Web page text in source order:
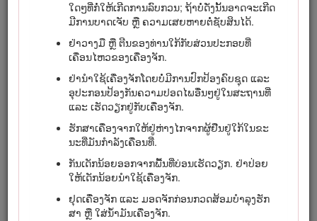
ໃດໆທີ່ກໍ່ໃຫ້ເກີດການລົບກວນ; ຖ້າບໍ່ດັ່ງນັ້ນອາດ​ຈະ​ເກີດ​
ມີ​ການ​ບາດ​ເຈັບ ຫຼື ຄວາມເສຍຫາຍຕໍ່ຊັບສິນໄດ້.
ຢ່າວາງມື ຫຼື ຕີນຂອງທ່ານໃກ້ກັບສ່ວນປະກອບທີ່
ເຄື່ອນໄຫວຂອງເຄື່ອງຈັກ.
ຢ່ານຳ​ໃຊ້ເຄື່ອງຈັກໂດຍບໍ່ມີການປົກປ້ອງຄົບ​ຊຸດ ແລະ
ອຸປະກອນປ້ອງກັນຄວາມປອດໄພອື່ນໆຢູ່ໃນສະຖານທີ່
ແລະ ເຮັດວຽກຢູ່ກັບເຄື່ອງຈັກ.
ຮັກ​ສາ​ເຄື່ອງ​ຈາກ​ໃຫ້​ຢູ່​ຫ່າງ​ໄກ​ຈາກ​ຜູ້​ຢືນ​ຢູ່​ໃກ້​ໃນ​ຂະ​
ນະ​ທີ່​ມັນ​ກຳ​ລັງ​ເຄື່ອນ​ທີ່.
ກັນເດັກນ້ອຍອອກຈາກພື້ນທີ່ບ່ອນ​ເຮັດ​ວຽກ. ຢ່າປ່ອຍ
ໃຫ້ເດັກນ້ອຍນຳໃຊ້ເຄື່ອງຈັກ.
ຢຸດ​ເຄື່ອງ​ຈັກ ແລະ ມອດຈັກກ່ອນກວດ​ສ້ອມ​ບຳ​ລຸງ​ຮັກ​
ສາ ຫຼື ໃສ່​ນ້ຳ​ມັນ​ເຄື່ອງ​ຈັກ.
ຜະລິດຕະພັນຢ່າງຖືກຕ້ອງ ແລະ ປອດໄພ.
ເຂົ້າເບິ່ງເວັບໄຊ www.Toro.com ສຳ​ລັບຄວາມປອດໄພຂອງ
ຜະລິດຕະພັນ ແລະ ອຸປະກອນການຝຶກອົບຮົມການ​ນຳ​ໃຊ້, ຂໍ້ມູນ
ກ່ຽວກັບອຸປະກອນເສີມ, ຊ່ວຍຊອກຫາຕົວແທນຈຳໜ່າຍ ຫຼື ເພື່ອ
ລົງທະບຽນຜະລິດຕະພັນຂອງທ່ານ.
ເມື່ອໃດກໍຕາມທີ່ທ່ານຕ້ອງການບໍລິການ, ອາໄຫຼ່ Toro ຂອງແທ້ ຫຼື ຂໍ້ມູນ
ເພີ່ມເຕີມ, ຕິດຕໍ່ຕົວແທນຈຳໜ່າຍບໍລິການທີ່ໄດ້ຮັບອະນຸຍາດ ຫຼື ຝ່າຍ
ບໍລິການລູກຄ້າ Toro ແລະ ໃຫ້ມີລຸ້ນ ແລະ ເລກລຳດັບຂອງ
ຜະລິດຕະພັນຂອງທ່ານກຽມພ້ອມໄວ້. ຮູບສະແດງ
ແລະ ເລກລຳດັບໃນຜະລິດຕະພັນ. ຂຽນເລກໃນຊ່ອງທີ່ກຽມໃຫ້.
Important: ດ້ວຍອຸປະກອນມືຖືຂອງທ່ານ, ທ່ານສາມາດສະແກນ
ລະຫັດ QR (ຖ້າໄດ້​ຕິດ​ຕັ້ງ​ມາ​ນຳ) ຢູ່​ໃນສະ​ຫຼາກເລກລຳດັບເພື່ອເຂົ້າເຖິງ
ການຮັບປະກັນ, ອາໄຫຼ່ ແລະ ຂໍ້ມູນຜະລິດຕະພັນອື່ນໆ.